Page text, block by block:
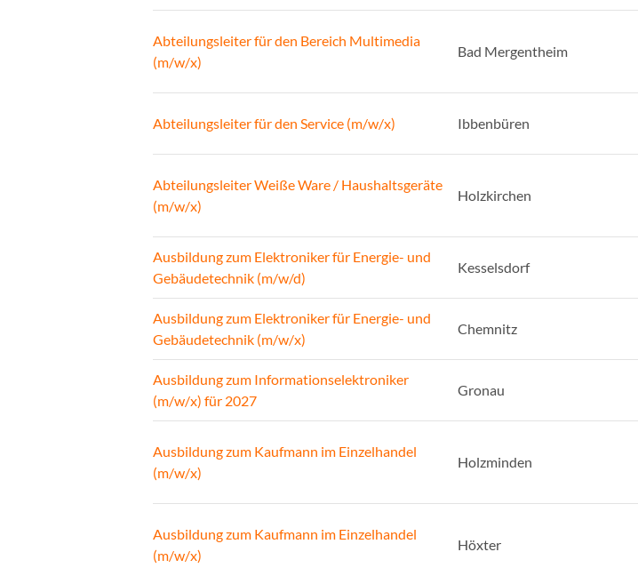
Abteilungsleiter für den Bereich Multimedia
(m/w/x)
Bad Mergentheim
Abteilungsleiter für den Service (m/w/x) Ibbenbüren
Abteilungsleiter Weiße Ware / Haushaltsgeräte
(m/w/x)
Holzkirchen
Ausbildung zum Elektroniker für Energie- und
Gebäudetechnik (m/w/d)
Kesselsdorf
Ausbildung zum Elektroniker für Energie- und
Gebäudetechnik (m/w/x)
Chemnitz
Ausbildung zum Informationselektroniker
(m/w/x) für 2027
Gronau
Ausbildung zum Kaufmann im Einzelhandel
(m/w/x)
Holzminden
Ausbildung zum Kaufmann im Einzelhandel
(m/w/x)
Höxter